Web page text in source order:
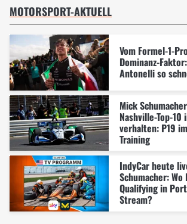
MOTORSPORT-AKTUELL
Vom Formel-1-
Dominanz-
Antonelli so
Mick
Nashville-Top-
verhalten: P19
Training
IndyCar heute
Schumacher:
Qualifying in
Stream?